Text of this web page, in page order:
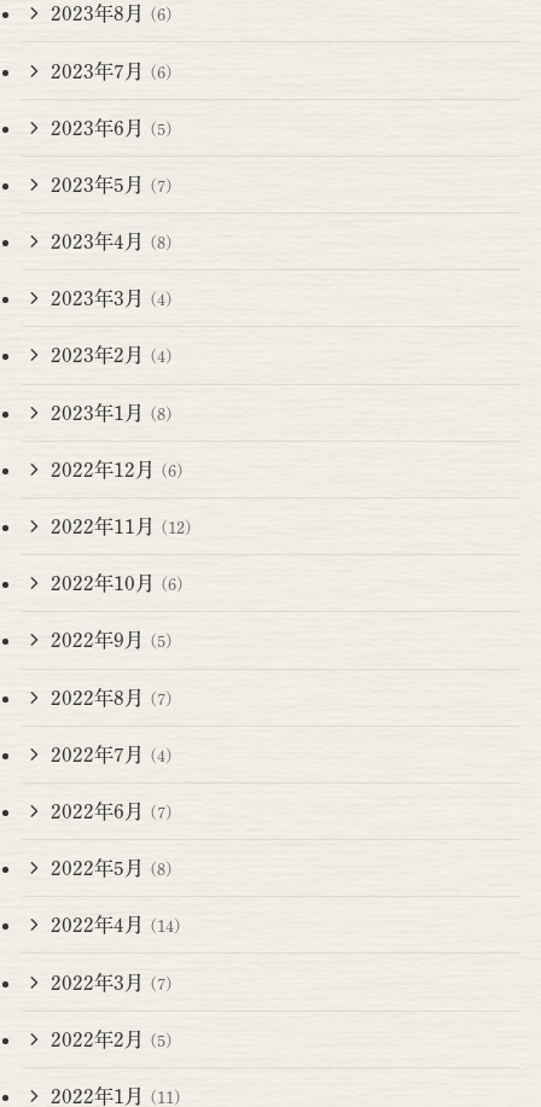
2023年8月 (6)
2023年7月 (6)
2023年6月 (5)
2023年5月 (7)
2023年4月 (8)
2023年3月 (4)
2023年2月 (4)
2023年1月 (8)
2022年12月 (6)
2022年11月 (12)
2022年10月 (6)
2022年9月 (5)
2022年8月 (7)
2022年7月 (4)
2022年6月 (7)
2022年5月 (8)
2022年4月 (14)
2022年3月 (7)
2022年2月 (5)
2022年1月 (11)